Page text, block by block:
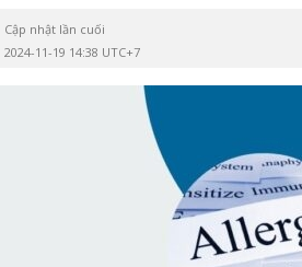
Cập nhật lần cuối
2024-11-19 14:38 UTC+7